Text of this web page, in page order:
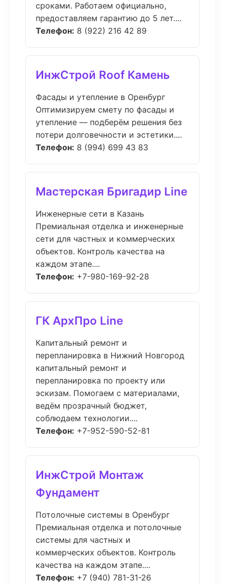
сроками. Работаем официально,
предоставляем гарантию до 5 лет....
Телефон: 8 (922) 216 42 89
ИнжСтрой Roof Камень
Фасады и утепление в Оренбург
Оптимизируем смету по фасады и
утепление — подберём решения без
потери долговечности и эстетики....
Телефон: 8 (994) 699 43 83
Мастерская Бригадир Line
Инженерные сети в Казань
Премиальная отделка и инженерные
сети для частных и коммерческих
объектов. Контроль качества на
каждом этапе....
Телефон: +7-980-169-92-28
ГК АрхПро Line
Капитальный ремонт и
перепланировка в Нижний Новгород
капитальный ремонт и
перепланировка по проекту или
эскизам. Помогаем с материалами,
ведём прозрачный бюджет,
соблюдаем технологии....
Телефон: +7-952-590-52-81
ИнжСтрой Монтаж
Фундамент
Потолочные системы в Оренбург
Премиальная отделка и потолочные
системы для частных и
коммерческих объектов. Контроль
качества на каждом этапе....
Телефон: +7 (940) 781-31-26